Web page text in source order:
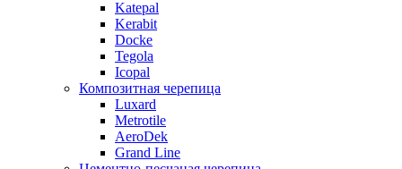
Katepal
Kerabit
Docke
Tegola
Icopal
Композитная черепица
Luxard
Metrotile
AeroDek
Grand Line